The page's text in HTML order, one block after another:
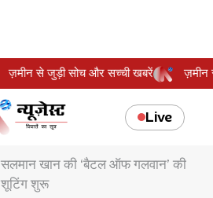
ज़मीन से जुड़ी सोच और सच्ची खबरें
Live
सलमान खान की ‘बैटल ऑफ गलवान’ की
शूटिंग शुरू